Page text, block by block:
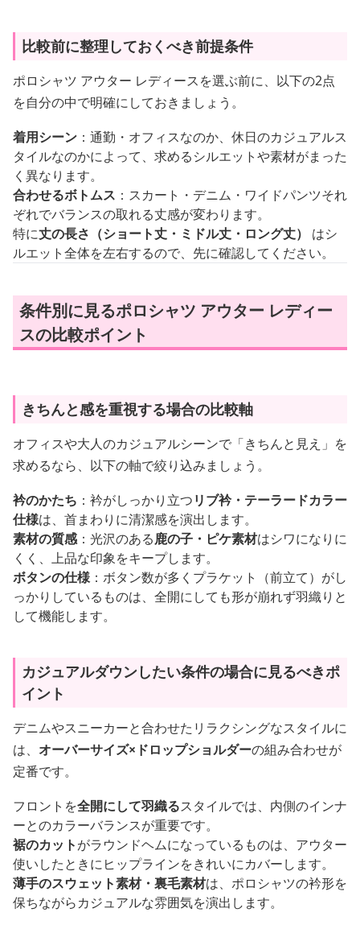
比較前に整理しておくべき前提条件
ポロシャツ アウター レディースを選ぶ前に、以下の2点
を自分の中で明確にしておきましょう。
着用シーン ：通勤・オフィスなのか、休日のカジュアルス
タイルなのかによって、求めるシルエットや素材がまった
く異なります。
合わせるボトムス ：スカート・デニム・ワイドパンツそれ
ぞれでバランスの取れる丈感が変わります。
特に丈の長さ（ショート丈・ミドル丈・ロング丈）
はシ
ルエット全体を左右するので、先に確認してください。
条件別に見るポロシャツ アウター レディー
スの比較ポイント
きちんと感を重視する場合の比較軸
オフィスや大人のカジュアルシーンで「きちんと見え」を
求めるなら、以下の軸で絞り込みましょう。
衿のかたち ：衿がしっかり立つリブ衿・テーラードカラー
仕様は、首まわりに清潔感を演出します。
素材の質感：光沢のある鹿の子・ピケ素材はシワになりに
くく、上品な印象をキープします。
ボタンの仕様：ボタン数が多くプラケット（前立て）がし
っかりしているものは、全開にしても形が崩れず羽織りと
して機能します。
カジュアルダウンしたい条件の場合に見るべきポ
イント
デニムやスニーカーと合わせたリラクシングなスタイルに
は、 オーバーサイズ×ドロップショルダーの組み合わせが
定番です。
フロントを全開にして羽織るスタイルでは、内側のインナ
ーとのカラーバランスが重要です。
裾のカットがラウンドヘムになっているものは、アウター
使いしたときにヒップラインをきれいにカバーします。
薄手のスウェット素材・裏毛素材は、ポロシャツの衿形を
保ちながらカジュアルな雰囲気を演出します。